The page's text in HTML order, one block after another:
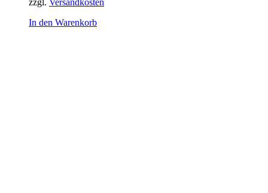
zzgl. Versandkosten
In den Warenkorb